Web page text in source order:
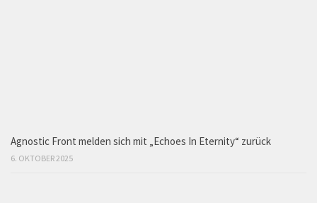
Agnostic Front melden sich mit „Echoes In Eternity“ zurück
6. OKTOBER 2025